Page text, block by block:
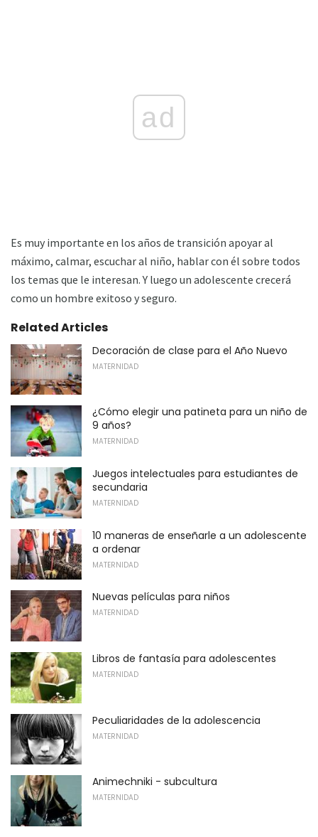
ad
Es muy importante en los años de transición apoyar al
máximo, calmar, escuchar al niño, hablar con él sobre todos
los temas que le interesan. Y luego un adolescente crecerá
como un hombre exitoso y seguro.
Related Articles
Decoración de clase para el Año Nuevo
MATERNIDAD
¿Cómo elegir una patineta para un niño de
9 años?
MATERNIDAD
Juegos intelectuales para estudiantes de
secundaria
MATERNIDAD
10 maneras de enseñarle a un adolescente
a ordenar
MATERNIDAD
Nuevas películas para niños
MATERNIDAD
Libros de fantasía para adolescentes
MATERNIDAD
Peculiaridades de la adolescencia
MATERNIDAD
Animechniki - subcultura
MATERNIDAD